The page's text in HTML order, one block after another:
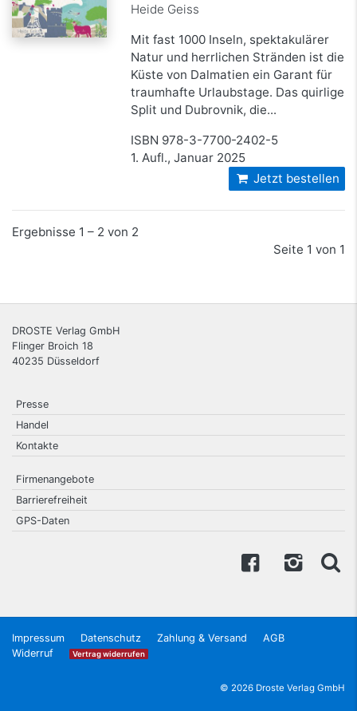
Heide Geiss
Mit fast 1000 Inseln, spektakulärer
Natur und herrlichen Stränden ist die
Küste von Dalmatien ein Garant für
traumhafte Urlaubstage. Das quirlige
Split und Dubrovnik, die...
ISBN 978-3-7700-2402-5
1. Aufl., Januar 2025
Jetzt bestellen
Ergebnisse 1 – 2 von 2
Seite 1 von 1
DROSTE Verlag GmbH
Flinger Broich 18
40235 Düsseldorf
Presse
Handel
Kontakte
Firmenangebote
Barrierefreiheit
GPS-Daten
Impressum Datenschutz Zahlung & Versand
AGB
Widerruf
Vertrag widerrufen
© 2026 Droste Verlag GmbH